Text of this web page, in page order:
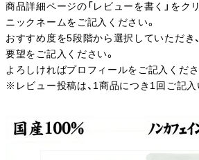
商品詳細ページの「レビューを書く」をク
ニックネームをご記入ください。
おすすめ度を5段階から選択していただき
要望をご記入ください。
よろしければプロフィールをご記入くださ
※レビュー投稿は、1商品につき1回ご記入